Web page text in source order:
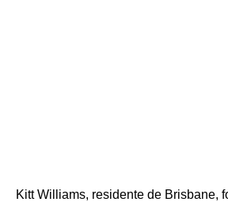
Kitt Williams, residente de Brisbane,